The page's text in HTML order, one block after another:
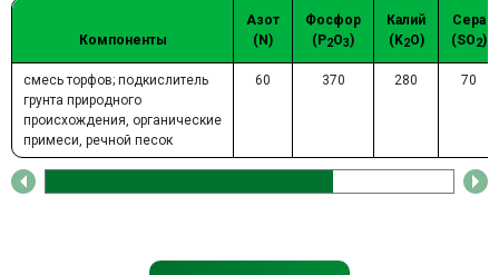
Компоненты
Азот
(N)
Фосфор
(P2O3)
Калий
(K2O)
Сера
(SO2)
смесь торфов; подкислитель
грунта природного
происхождения, органические
примеси, речной песок
60 370 280 70